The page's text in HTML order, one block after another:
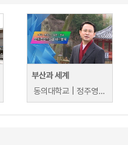
부산과 세계
동의대학교 | 정주영 외 14명